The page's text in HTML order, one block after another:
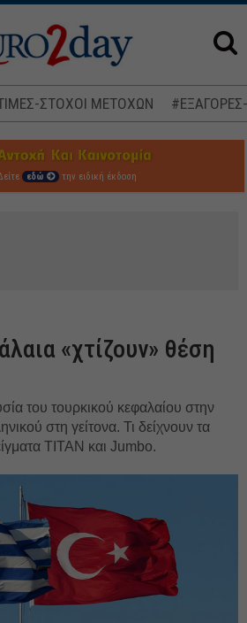
ΣΤΟΧΟΙ ΜΕΤΟΧΩΝ
εδώ την ειδική έκδοση
«χτίζουν» θέση
του τουρκικού κεφαλαίου στην
στη γείτονα. Τι δείχνουν τα
ΤΙΤΑΝ και Jumbo.